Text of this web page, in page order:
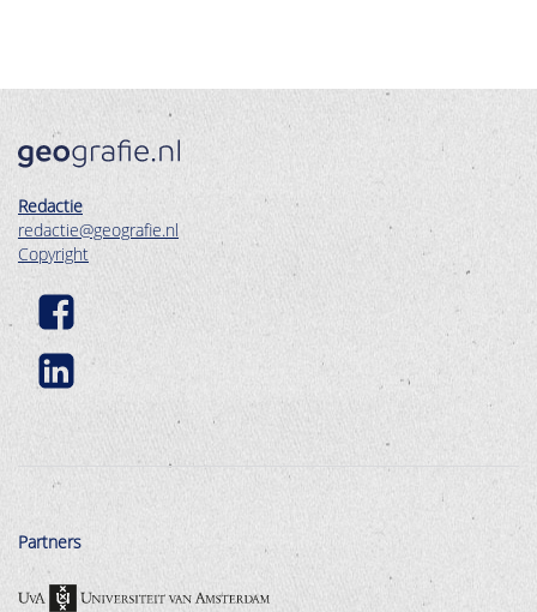
Redactie
redactie@geografie.nl
Copyright
Partners